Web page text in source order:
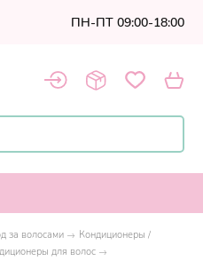
ПН-ПТ 09:00-18:00
за волосами
Кондиционеры /
для волос